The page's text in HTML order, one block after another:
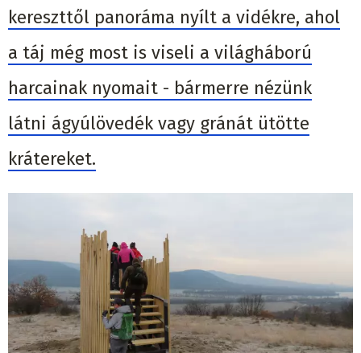
kereszttől panoráma nyílt a vidékre, ahol
a táj még most is viseli a világháború
harcainak nyomait - bármerre nézünk
látni ágyúlövedék vagy gránát ütötte
krátereket.